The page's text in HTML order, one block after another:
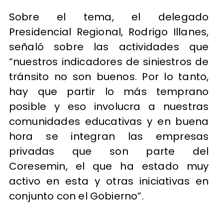
Sobre el tema, el delegado
Presidencial Regional, Rodrigo Illanes,
señaló sobre las actividades que
“nuestros indicadores de siniestros de
tránsito no son buenos. Por lo tanto,
hay que partir lo más temprano
posible y eso involucra a nuestras
comunidades educativas y en buena
hora se integran las empresas
privadas que son parte del
Coresemin, el que ha estado muy
activo en esta y otras iniciativas en
conjunto con el Gobierno”.